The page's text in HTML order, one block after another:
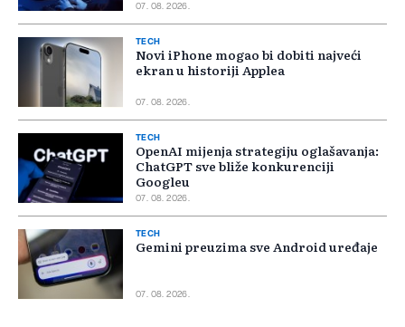
07. 08. 2026.
TECH
Novi iPhone mogao bi dobiti najveći
ekran u historiji Applea
07. 08. 2026.
TECH
OpenAI mijenja strategiju oglašavanja:
ChatGPT sve bliže konkurenciji
Googleu
07. 08. 2026.
TECH
Gemini preuzima sve Android uređaje
07. 08. 2026.